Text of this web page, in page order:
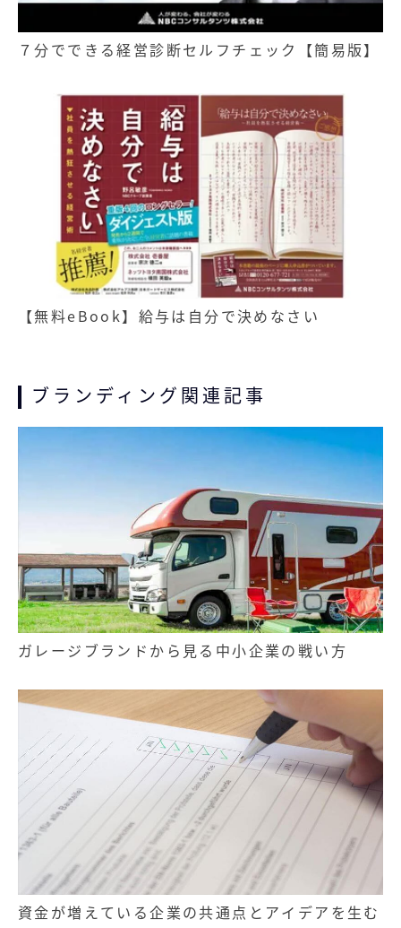
７分でできる経営診断セルフチェック【簡易版】
【無料eBook】給与は自分で決めなさい
ブランディング関連記事
ガレージブランドから見る中小企業の戦い方
資金が増えている企業の共通点とアイデアを生む